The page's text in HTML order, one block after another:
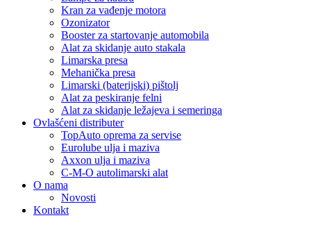
Kran za vađenje motora
Ozonizator
Booster za startovanje automobila
Alat za skidanje auto stakala
Limarska presa
Mehanička presa
Limarski (baterijski) pištolj
Alat za peskiranje felni
Alat za skidanje ležajeva i semeringa
Ovlašćeni distributer
TopAuto oprema za servise
Eurolube ulja i maziva
Axxon ulja i maziva
C-M-O autolimarski alat
O nama
Novosti
Kontakt